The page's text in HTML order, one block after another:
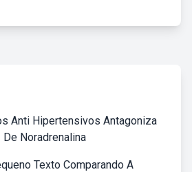
Anti Hipertensivos Antagoniza
Noradrenalina
Texto Comparando A